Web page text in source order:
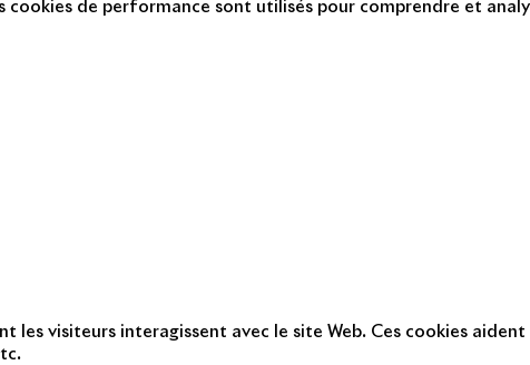
cookies de performance sont utilisés pour comprendre et
les visiteurs interagissent avec le site Web. Ces cookies